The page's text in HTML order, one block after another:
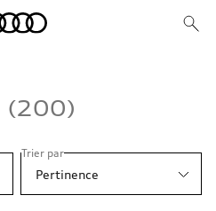
200
Trier par
Pertinence